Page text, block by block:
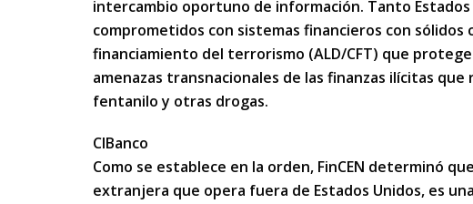
intercambio oportuno de información. Tanto Estados
comprometidos con sistemas financieros con
financiamiento del terrorismo (ALD/CFT) que
amenazas transnacionales de las finanzas ilícitas
fentanilo y otras drogas.
CIBanco
Como se establece en la orden, FinCEN determinó
extranjera que opera fuera de Estados Unidos, es